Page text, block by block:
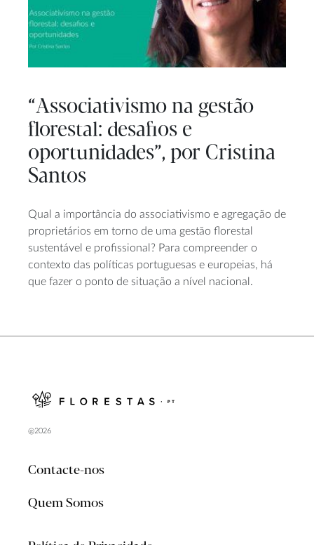
“Associativismo na gestão
florestal: desafios e
oportunidades”, por Cristina
Santos
Qual a importância do associativismo e agregação de
proprietários em torno de uma gestão florestal
sustentável e profissional? Para compreender o
contexto das políticas portuguesas e europeias, há
que fazer o ponto de situação a nível nacional.
@2026
Contacte-nos
Quem Somos